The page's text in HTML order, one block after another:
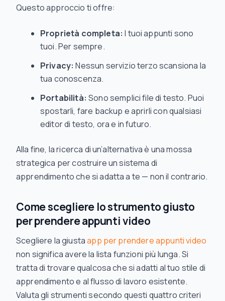
Questo approccio ti offre:
Proprietà completa: I tuoi appunti sono
tuoi. Per sempre.
Privacy: Nessun servizio terzo scansiona la
tua conoscenza.
Portabilità: Sono semplici file di testo. Puoi
spostarli, fare backup e aprirli con qualsiasi
editor di testo, ora e in futuro.
Alla fine, la ricerca di un’alternativa è una mossa
strategica per costruire un sistema di
apprendimento che si adatta a te — non il contrario.
Come scegliere lo strumento giusto
per prendere appunti video
Scegliere la giustaapp per prendere appunti video
non significa avere la lista funzioni più lunga. Si
tratta di trovare qualcosa che si adatti al tuo stile di
apprendimento e al flusso di lavoro esistente.
Valuta gli strumenti secondo questi quattro criteri